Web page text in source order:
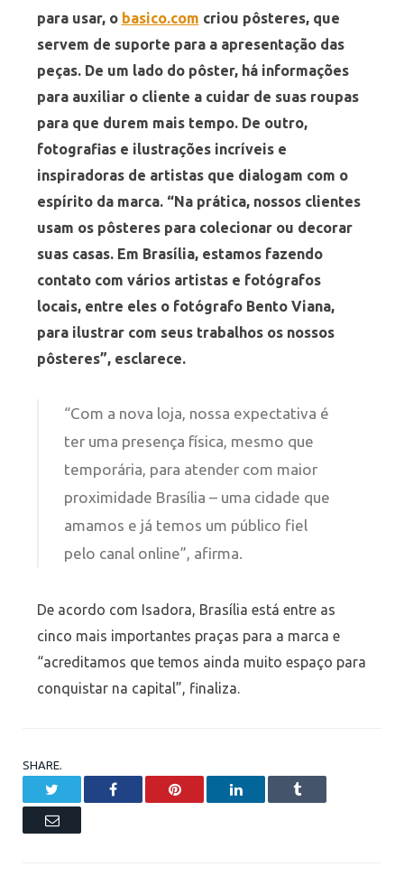
para usar, o basico.com criou pôsteres, que
servem de suporte para a apresentação das
peças. De um lado do pôster, há informações
para auxiliar o cliente a cuidar de suas roupas
para que durem mais tempo. De outro,
fotografias e ilustrações incríveis e
inspiradoras de artistas que dialogam com o
espírito da marca. “Na prática, nossos clientes
usam os pôsteres para colecionar ou decorar
suas casas. Em Brasília, estamos fazendo
contato com vários artistas e fotógrafos
locais, entre eles o fotógrafo Bento Viana,
para ilustrar com seus trabalhos os nossos
pôsteres”, esclarece.
“Com a nova loja, nossa expectativa é
ter uma presença física, mesmo que
temporária, para atender com maior
proximidade Brasília – uma cidade que
amamos e já temos um público fiel
pelo canal online”, afirma.
De acordo com Isadora, Brasília está entre as
cinco mais importantes praças para a marca e
“acreditamos que temos ainda muito espaço para
conquistar na capital”, finaliza.
SHARE.
Facebook Pinterest LinkedIn Tumblr
Email